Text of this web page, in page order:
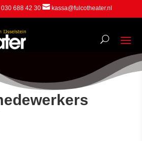
688 42 30  kassa@fulcotheater.nl